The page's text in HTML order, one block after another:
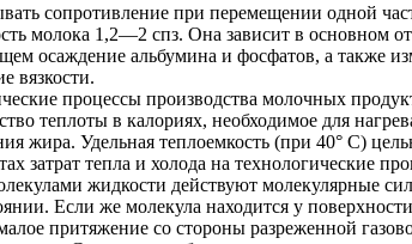
сопротивление при перемещении одной
молока 1,2—2 спз. Она зависит в основном
осаждение альбумина и фосфатов, а также
вязкости.
процессы производства молочных
теплоты в калориях, необходимое для
жира. Удельная теплоемкость (при 40° С)
затрат тепла и холода на технологические
жидкости действуют молекулярные
Если же молекула находится у
притяжение со стороны разреженной